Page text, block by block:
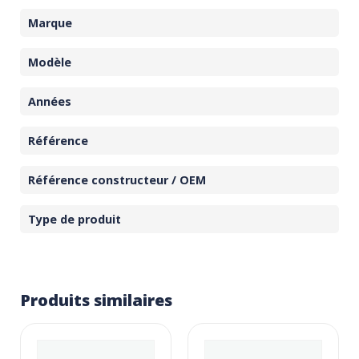
Marque
Modèle
Années
Référence
Référence constructeur / OEM
Type de produit
Produits similaires